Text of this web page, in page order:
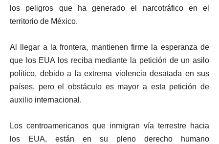
los peligros que ha generado el narcotráfico en el
territorio de México.
Al llegar a la frontera, mantienen firme la esperanza de
que los EUA los reciba mediante la petición de un asilo
político, debido a la extrema violencia desatada en sus
países, pero el obstáculo es mayor a esta petición de
auxilio internacional.
Los centroamericanos que inmigran vía terrestre hacia
los EUA, están en su pleno derecho humano